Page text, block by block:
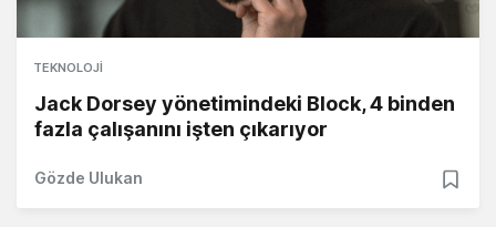
TEKNOLOJI
Jack Dorsey yönetimindeki Block, 4 binden
fazla çalışanını işten çıkarıyor
Gözde Ulukan